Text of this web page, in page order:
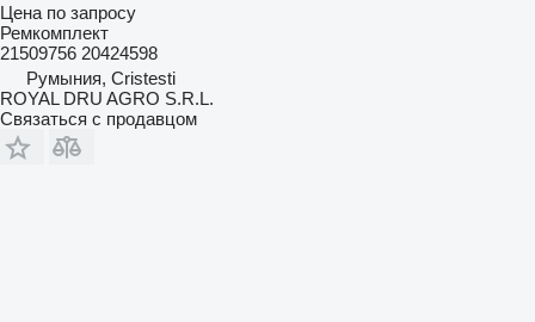
Цена по запросу
Ремкомплект
21509756 20424598
Румыния, Cristesti
ROYAL DRU AGRO S.R.L.
Связаться с продавцом